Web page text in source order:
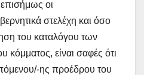
οι
στελέχη και όσο
του καταλόγου των
είναι σαφές ότι
ης προέδρου του